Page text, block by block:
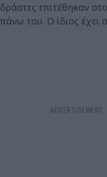
δράστες επιτέθηκαν
πάνω του. Ο ίδιος